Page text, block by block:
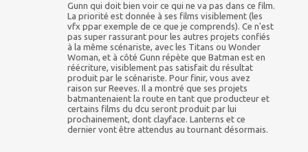
Gunn qui doit bien voir ce qui ne va pas dans ce film.
La priorité est donnée à ses films visiblement (les
vfx ppar exemple de ce que je comprends). Ce n'est
pas super rassurant pour les autres projets confiés
à la même scénariste, avec les Titans ou Wonder
Woman, et à côté Gunn répète que Batman est en
réécriture, visiblement pas satisfait du résultat
produit par le scénariste. Pour finir, vous avez
raison sur Reeves. Il a montré que ses projets
batmantenaient la route en tant que producteur et
certains films du dcu seront produit par lui
prochainement, dont clayface. Lanterns et ce
dernier vont être attendus au tournant désormais.